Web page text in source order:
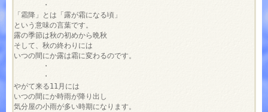
・
「霜降」とは「露が霜になる頃」
という意味の言葉です。
露の季節は秋の初めから晩秋
そして、秋の終わりには
いつの間にか露は霜に変わるのです。
・
・
やがて来る11月には
いつの間にか時雨が降り出し
気分屋の小雨が多い時期になります。